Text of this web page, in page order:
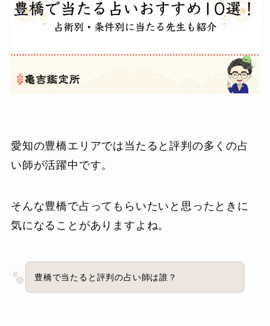
愛知の豊橋エリアでは当たると評判の多くの占
い師が活躍中です。
そんな豊橋で占ってもらいたいと思ったときに
気になることがありますよね。
豊橋で当たると評判の占い師は誰？